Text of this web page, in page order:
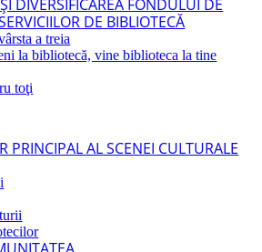
DIVERSIFICAREA FONDULUI DE
DE BIBLIOTECĂ
a treia
la bibliotecă, vine biblioteca la tine
toţi
PRINCIPAL AL SCENEI CULTURALE